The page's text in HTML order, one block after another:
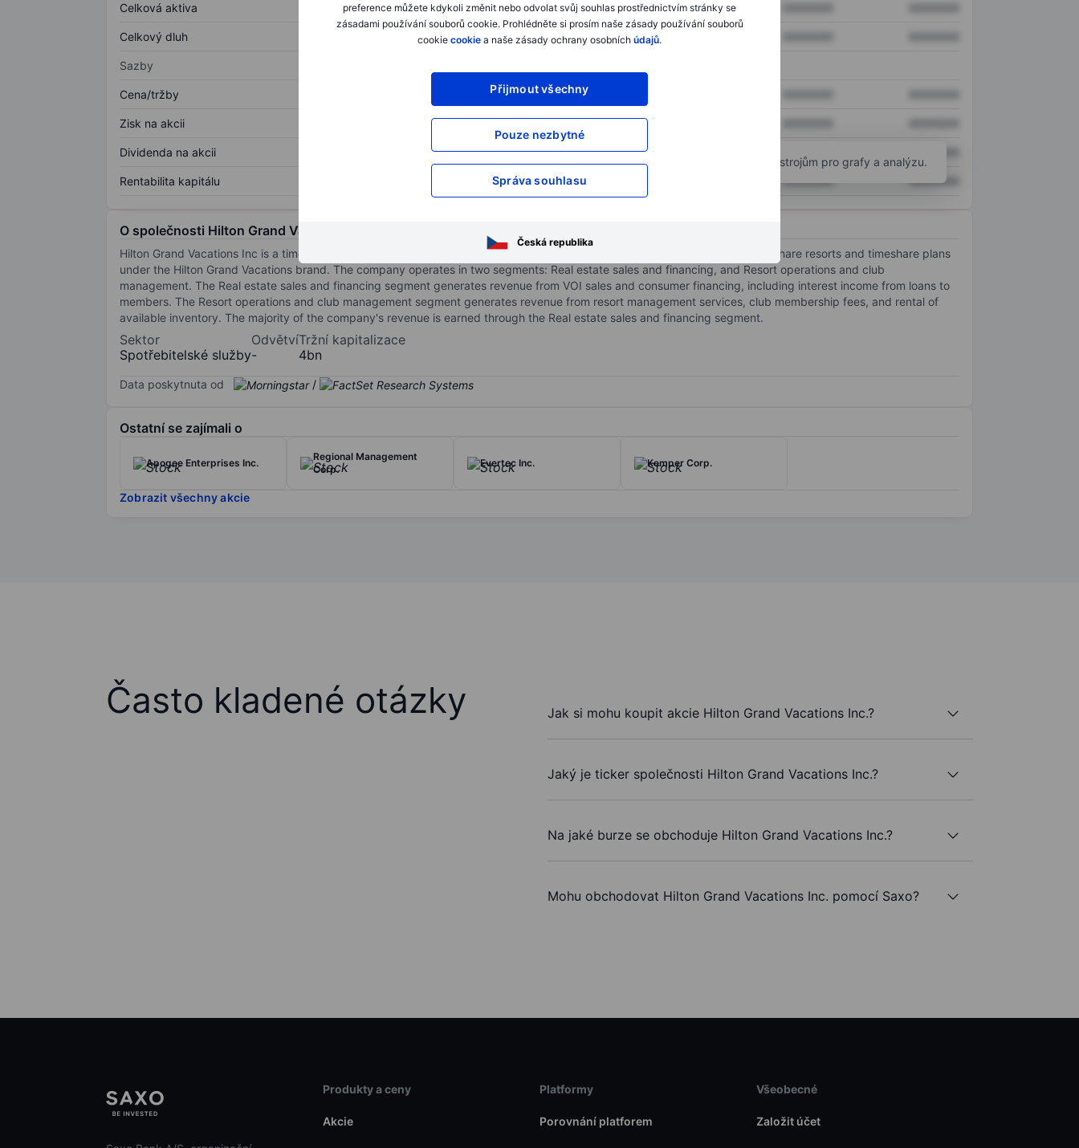
preference můžete kdykoli změnit nebo odvolat svůj souhlas prostřednictvím stránky se
zásadami používání souborů cookie. Prohlédněte si prosím naše zásady používání souborů
cookie cookie a naše zásady ochrany osobních údajů.
Přijmout všechny
Pouze nezbytné
Správa souhlasu
Česká republika
Celková aktiva XXXXXXX XXXXXXX
Celkový dluh XXXXXXX XXXXXXX
Sazby
Cena/tržby XXXXXXX
Zisk na akcii XXXXXXX
Dividenda na akcii XXXXXXX
Rentabilita kapitálu XXXXXXX XXXXXXX XXXXXXX
Otevřete si účeta získejte přístup k pokročilým nástrojům pro grafy a analýzu.
O společnosti Hilton Grand Vacations Inc.
Hilton Grand Vacations Inc is a timeshare company engaged in developing, marketing, selling, managing, and operating timeshare resorts and timeshare plans
under the Hilton Grand Vacations brand. The company operates in two segments: Real estate sales and financing, and Resort operations and club
management. The Real estate sales and financing segment generates revenue from VOI sales and consumer financing, including interest income from loans to
members. The Resort operations and club management segment generates revenue from resort management services, club membership fees, and rental of
available inventory. The majority of the company's revenue is earned through the Real estate sales and financing segment.
Sektor
Spotřebitelské služby
Odvětví
-
Tržní kapitalizace
4bn
Data poskytnuta od /
Ostatní se zajímali o
Apogee Enterprises Inc.
Regional Management
Corp.
Evertec Inc. Kemper Corp.
Zobrazit všechny akcie
Často kladené otázky Jak si mohu koupit akcie Hilton Grand Vacations Inc.?
Jaký je ticker společnosti Hilton Grand Vacations Inc.?
Na jaké burze se obchoduje Hilton Grand Vacations Inc.?
Mohu obchodovat Hilton Grand Vacations Inc. pomocí Saxo?
Produkty a ceny
Akcie
Platformy
Porovnání platforem
Všeobecné
Založit účet